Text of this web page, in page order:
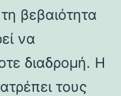
βεβαιότητα
να
διαδρομή. Η
τους